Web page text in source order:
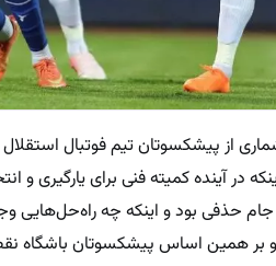
از پیشکسوتان تیم فوتبال
در آینده کمیته فنی برای
حذفی بود و اینکه چه راه‌حل‌هایی
همین اساس پیشکسوتان باشگاه